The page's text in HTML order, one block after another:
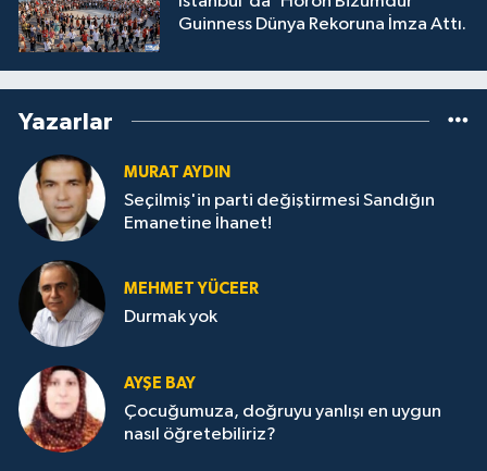
Guinness Dünya Rekoruna İmza Attı.
Yazarlar
MURAT AYDIN
Seçilmiş'in parti değiştirmesi Sandığın
Emanetine İhanet!
MEHMET YÜCEER
Durmak yok
AYŞE BAY
Çocuğumuza, doğruyu yanlışı en uygun
nasıl öğretebiliriz?